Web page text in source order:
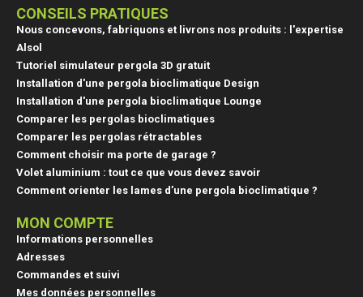
CONSEILS PRATIQUES
Nous concevons, fabriquons et livrons nos produits : l'expertise
Alsol
Tutoriel simulateur pergola 3D gratuit
Installation d'une pergola bioclimatique Design
Installation d'une pergola bioclimatique Lounge
Comparer les pergolas bioclimatiques
Comparer les pergolas rétractables
Comment choisir ma porte de garage ?
Volet aluminium : tout ce que vous devez savoir
Comment orienter les lames d’une pergola bioclimatique ?
MON COMPTE
Informations personnelles
Adresses
Commandes et suivi
Mes données personnelles